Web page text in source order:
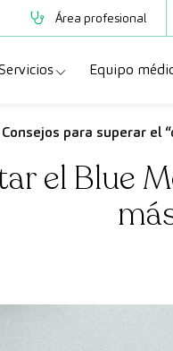
Área profesional
Tarradellas
Especialidades
Pruebas diagnósticas
Chequeos y revisiones
Equipo
para superar el
el Blue